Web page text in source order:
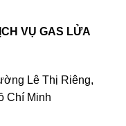
VỤ GAS LỬA
Lê Thị Riêng,
Chí Minh